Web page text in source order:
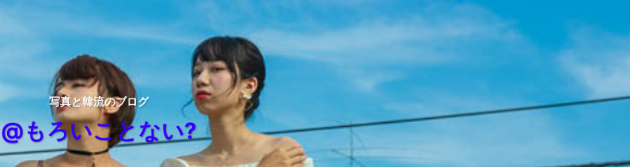
写真と韓流のブログ
@もろいことない?